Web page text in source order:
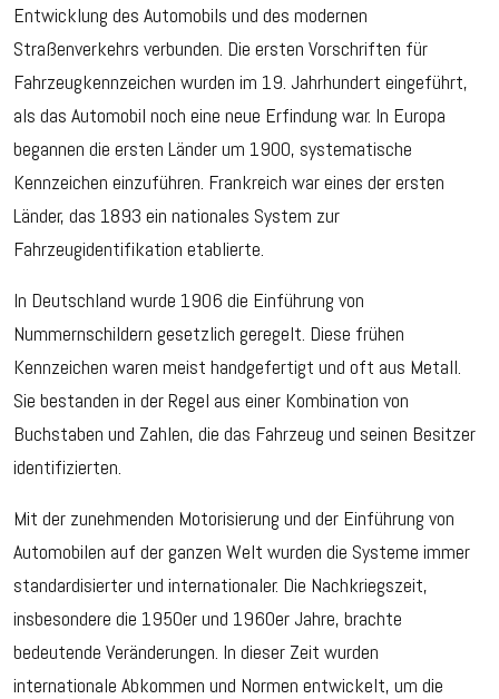
Entwicklung des Automobils und des modernen
Straßenverkehrs verbunden. Die ersten Vorschriften für
Fahrzeugkennzeichen wurden im 19. Jahrhundert eingeführt,
als das Automobil noch eine neue Erfindung war. In Europa
begannen die ersten Länder um 1900, systematische
Kennzeichen einzuführen. Frankreich war eines der ersten
Länder, das 1893 ein nationales System zur
Fahrzeugidentifikation etablierte.
In Deutschland wurde 1906 die Einführung von
Nummernschildern gesetzlich geregelt. Diese frühen
Kennzeichen waren meist handgefertigt und oft aus Metall.
Sie bestanden in der Regel aus einer Kombination von
Buchstaben und Zahlen, die das Fahrzeug und seinen Besitzer
identifizierten.
Mit der zunehmenden Motorisierung und der Einführung von
Automobilen auf der ganzen Welt wurden die Systeme immer
standardisierter und internationaler. Die Nachkriegszeit,
insbesondere die 1950er und 1960er Jahre, brachte
bedeutende Veränderungen. In dieser Zeit wurden
internationale Abkommen und Normen entwickelt, um die